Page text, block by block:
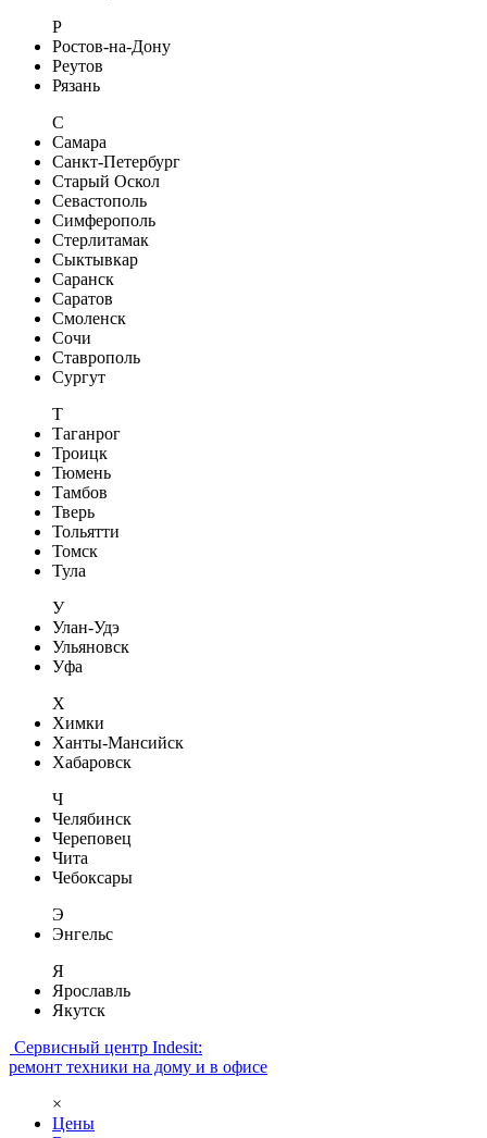
Р
Ростов-на-Дону
Реутов
Рязань
С
Самара
Санкт-Петербург
Старый Оскол
Севастополь
Симферополь
Стерлитамак
Сыктывкар
Саранск
Саратов
Смоленск
Сочи
Ставрополь
Сургут
Т
Таганрог
Троицк
Тюмень
Тамбов
Тверь
Тольятти
Томск
Тула
У
Улан-Удэ
Ульяновск
Уфа
Х
Химки
Ханты-Мансийск
Хабаровск
Ч
Челябинск
Череповец
Чита
Чебоксары
Э
Энгельс
Я
Ярославль
Якутск
Сервисный центр Indesit:
ремонт техники на дому и в офисе
×
Цены